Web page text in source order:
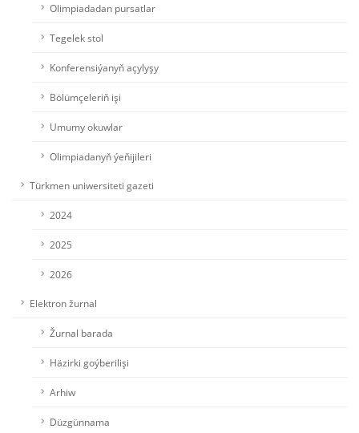
Olimpiadadan pursatlar
Tegelek stol
Konferensiýanyň açylyşy
Bölümçeleriň işi
Umumy okuwlar
Olimpiadanyň ýeňijileri
Türkmen uniwersiteti gazeti
2024
2025
2026
Elektron žurnal
Žurnal barada
Häzirki goýberilişi
Arhiw
Düzgünnama